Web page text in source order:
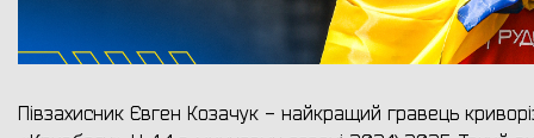
Півзахисник Євген Козачук - найкращий гравець